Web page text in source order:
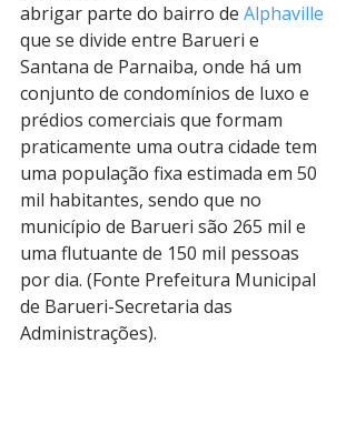
abrigar parte do bairro de Alphaville
que se divide entre Barueri e
Santana de Parnaiba, onde há um
conjunto de condomínios de luxo e
prédios comerciais que formam
praticamente uma outra cidade tem
uma população fixa estimada em 50
mil habitantes, sendo que no
município de Barueri são 265 mil e
uma flutuante de 150 mil pessoas
por dia. (Fonte Prefeitura Municipal
de Barueri-Secretaria das
Administrações).